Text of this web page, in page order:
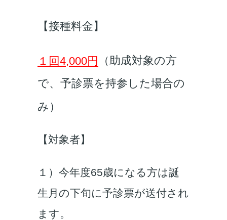
【接種料金】
１回4,000円
（助成対象の方
で、予診票を持参した場合の
み）
【対象者】
１）今年度65歳になる方は誕
生月の下旬に予診票が送付され
ます。